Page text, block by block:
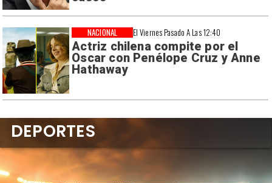
El Viernes Pasado A Las 12:40
Actriz chilena compite por el
Oscar con Penélope Cruz y Anne
Hathaway
NACIONAL
DEPORTES